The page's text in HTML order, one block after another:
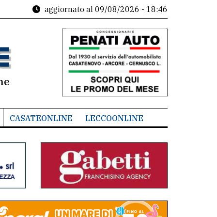
aggiornato al 09/08/2026 - 18:46
CASATEONLINE LECCOONLINE